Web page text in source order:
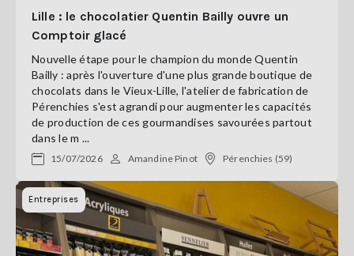
Lille : le chocolatier Quentin Bailly ouvre un
Comptoir glacé
Nouvelle étape pour le champion du monde Quentin
Bailly : après l'ouverture d'une plus grande boutique de
chocolats dans le Vieux-Lille, l'atelier de fabrication de
Pérenchies s'est agrandi pour augmenter les capacités
de production de ces gourmandises savourées partout
dans le m ...
15/07/2026 Amandine Pinot Pérenchies (59)
Entreprises